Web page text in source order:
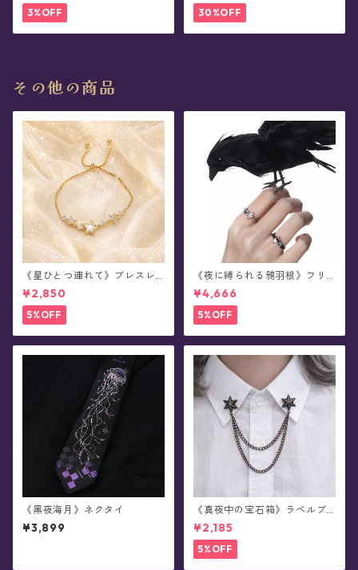
3%OFF 30%OFF
その他の商品
《星ひとつ連れて》ブレスレ
ット
¥2,850
5%OFF
《夜に縛られる鴉羽根》フリ
ーサイズ・リング
¥4,666
5%OFF
《黑夜海月》ネクタイ
¥3,899
《真夜中の宝石箱》ラペルブ
ローチ(襟ブローチ)/チェーン
付きタックピン(全78種)
¥2,185
5%OFF